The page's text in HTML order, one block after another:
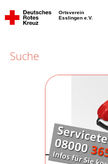
Ortsverein
Esslingen e.V.
Suche